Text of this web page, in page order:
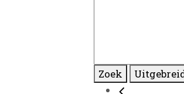
Zoek